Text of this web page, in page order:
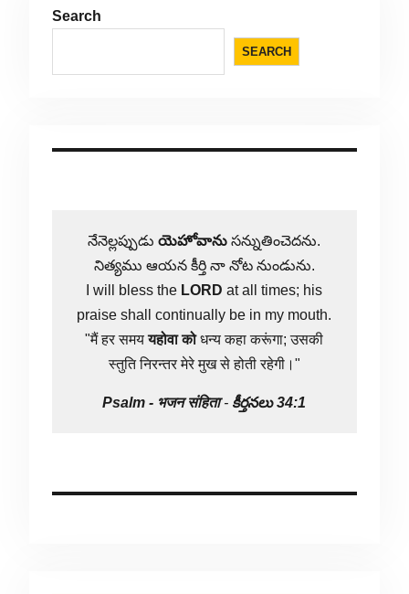
Search
SEARCH
నేనెల్లప్పుడుయెహోవాను సన్నుతించెదను.
నిత్యము ఆయన కీర్తి నా నోట నుండును.
I will bless the LORD at all times; his
praise shall continually be in my mouth.
"मैं हर समययहोवा कोधन्य कहा करूंगा; उसकी
स्तुति निरन्तर मेरे मुख से होती रहेगी।"
Psalm - भजन संहिता- కీర్తనలు 34:1